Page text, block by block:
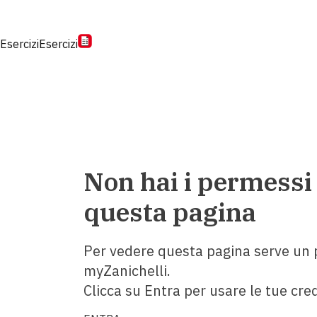
EserciziEsercizi
Non hai i
questa pagina
Per vedere questa pagina serve un
myZanichelli.
Clicca su Entra per usare le tue